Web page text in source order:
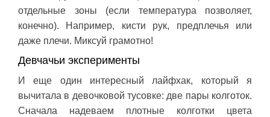
отдельные зоны (если температура позволяет,
конечно). Например, кисти рук, предплечья или
даже плечи. Миксуй грамотно!
Девчачьи эксперименты
И еще один интересный лайфхак, который я
вычитала в девочковой тусовке: две пары колготок.
Сначала надеваем плотные колготки цвета